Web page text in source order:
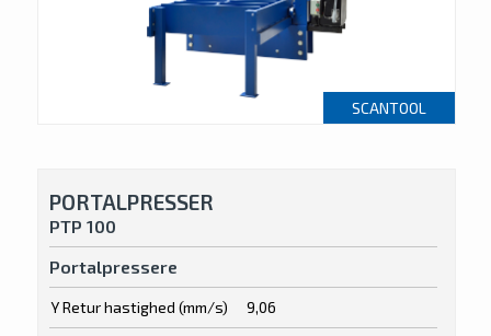
SCANTOOL
PORTALPRESSER
PTP 100
Portalpressere
Y Retur hastighed (mm/s) 9,06